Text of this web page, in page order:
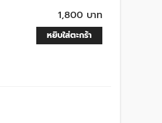
1,800 บาท
หยิบใส่ตะกร้า